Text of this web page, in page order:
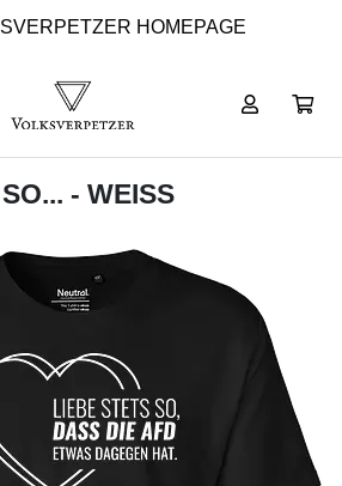
HOMEPAGE
- WEISS